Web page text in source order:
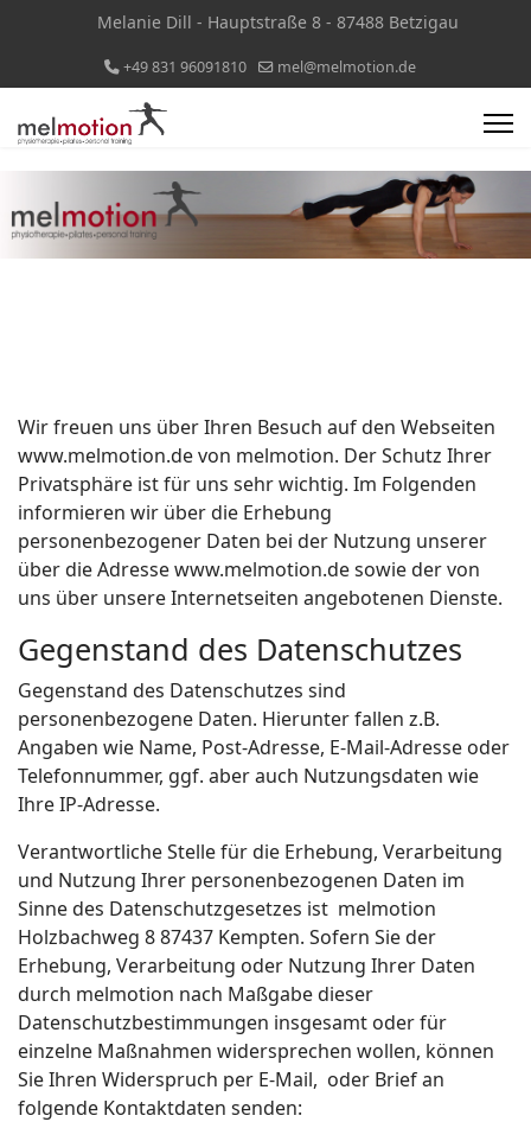
Melanie Dill - Hauptstraße 8 - 87488 Betzigau
+49 831 96091810 mel@melmotion.de
Wir freuen uns über Ihren Besuch auf den Webseiten
www.melmotion.de von melmotion. Der Schutz Ihrer
Privatsphäre ist für uns sehr wichtig. Im Folgenden
informieren wir über die Erhebung
personenbezogener Daten bei der Nutzung unserer
über die Adresse www.melmotion.de sowie der von
uns über unsere Internetseiten angebotenen Dienste.
Gegenstand des Datenschutzes
Gegenstand des Datenschutzes sind
personenbezogene Daten. Hierunter fallen z.B.
Angaben wie Name, Post-Adresse, E-Mail-Adresse oder
Telefonnummer, ggf. aber auch Nutzungsdaten wie
Ihre IP-Adresse.
Verantwortliche Stelle für die Erhebung, Verarbeitung
und Nutzung Ihrer personenbezogenen Daten im
Sinne des Datenschutzgesetzes ist melmotion
Holzbachweg 8 87437 Kempten. Sofern Sie der
Erhebung, Verarbeitung oder Nutzung Ihrer Daten
durch melmotion nach Maßgabe dieser
Datenschutzbestimmungen insgesamt oder für
einzelne Maßnahmen widersprechen wollen, können
Sie Ihren Widerspruch per E-Mail, oder Brief an
folgende Kontaktdaten senden: